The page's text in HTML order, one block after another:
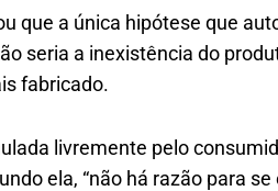
que a única hipótese que
seria a inexistência do
fabricado.
livremente pelo
ela, “não há razão para